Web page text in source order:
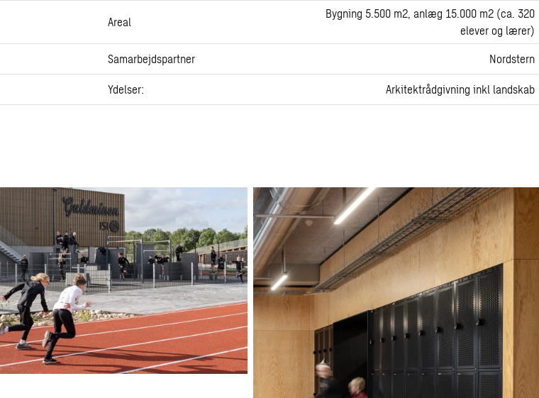
Areal
Bygning 5.500 m2, anlæg 15.000 m2 (ca. 320
elever og lærer)
Samarbejdspartner Nordstern
Ydelser: Arkitektrådgivning inkl landskab